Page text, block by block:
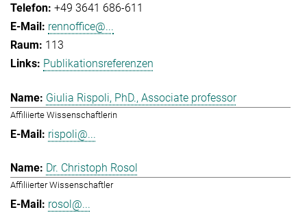
+49 3641 686-611
rennoffice@...
113
Publikationsreferenzen
Giulia Rispoli, PhD., Associate professor
Affiliierte Wissenschaftlerin
rispoli@...
Dr. Christoph Rosol
Affiliierter Wissenschaftler
rosol@...